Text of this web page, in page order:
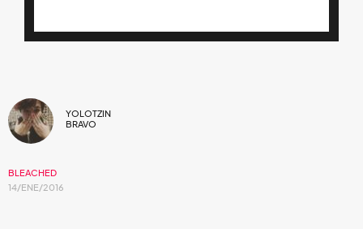
YOLOTZIN
BRAVO
BLEACHED
14/ENE/2016